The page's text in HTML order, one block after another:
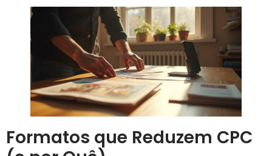
Formatos que Reduzem CPC